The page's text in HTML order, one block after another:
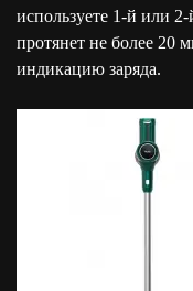
используете 1-й или
протянет не более 20
индикацию заряда.